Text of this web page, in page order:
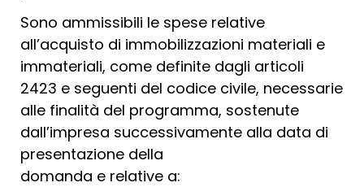
Sono ammissibili le spese relative
all’acquisto di immobilizzazioni materiali e
immateriali, come definite dagli articoli
2423 e seguenti del codice civile, necessarie
alle finalità del programma, sostenute
dall’impresa successivamente alla data di
presentazione della
domanda e relative a: